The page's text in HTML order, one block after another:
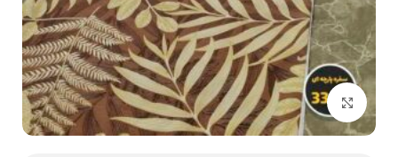
بزرگنمایی تصویر